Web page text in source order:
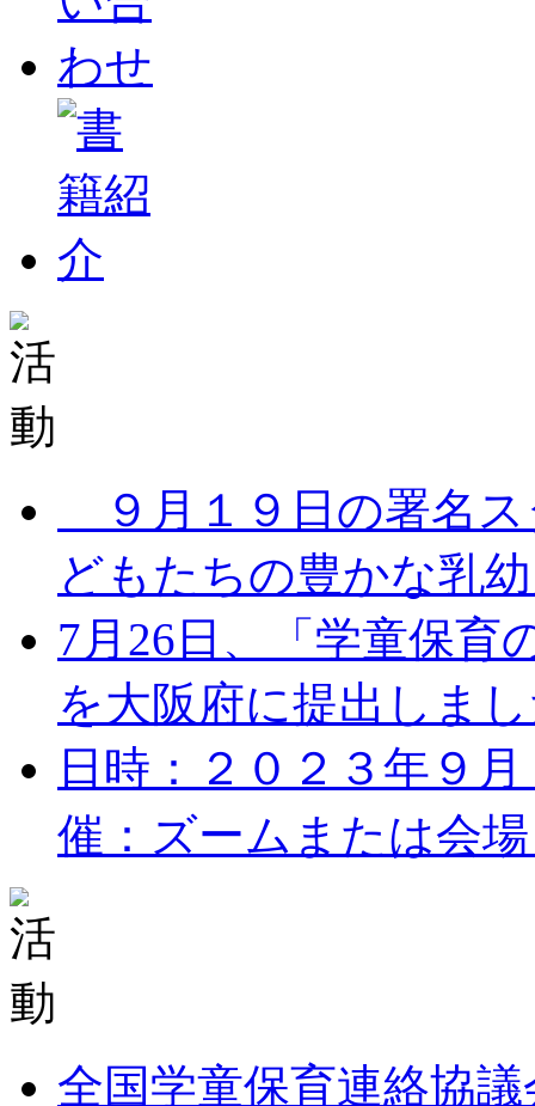
９月１９日の署名ス
どもたちの豊かな乳
7月26日、「学童保育
を大阪府に提出しま
日時：２０２３年９
催：ズームまたは会
全国学童保育連絡協議